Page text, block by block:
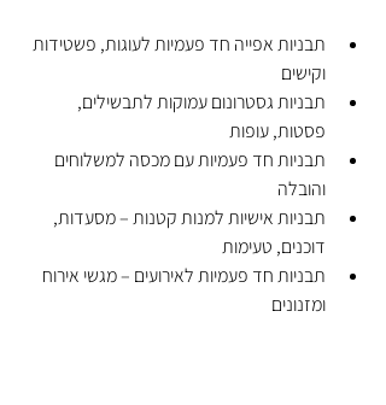
תבניות אפייה חד פעמיות לעוגות, פשטידות
וקישים
תבניות גסטרונום עמוקות לתבשילים,
פסטות, עופות
תבניות חד פעמיות עם מכסה למשלוחים
והובלה
תבניות אישיות למנות קטנות – מסעדות,
דוכנים, טעימות
תבניות חד פעמיות לאירועים – מגשי אירוח
ומזנונים